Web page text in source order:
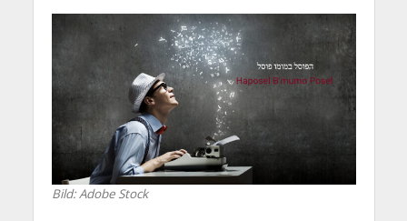
Bild: Adobe Stock